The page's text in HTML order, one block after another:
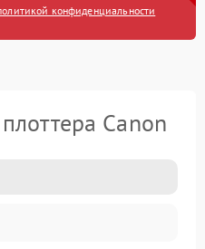
конфиденциальности
Canon